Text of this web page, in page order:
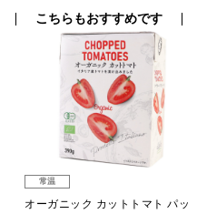
こちらもおすすめです
常温
オーガニック カットトマト パッ